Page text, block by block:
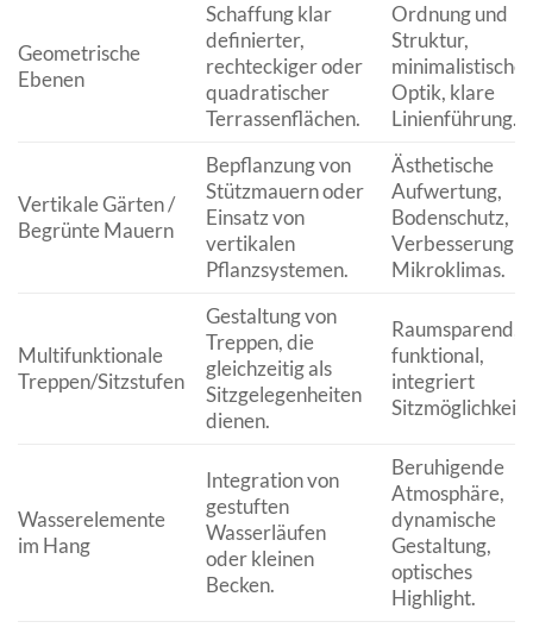
Geometrische
Ebenen
Schaffung klar
definierter,
rechteckiger oder
quadratischer
Terrassenflächen.
Ordnung und
Struktur,
minimalistische
Optik, klare
Linienführung.
Vertikale Gärten /
Begrünte Mauern
Bepflanzung von
Stützmauern oder
Einsatz von
vertikalen
Pflanzsystemen.
Ästhetische
Aufwertung,
Bodenschutz,
Verbesserung
Mikroklimas.
Multifunktionale
Treppen/Sitzstufen
Gestaltung von
Treppen, die
gleichzeitig als
Sitzgelegenheiten
dienen.
Raumsparend,
funktional,
integriert
Wasserelemente
im Hang
Integration von
gestuften
Wasserläufen
oder kleinen
Becken.
Beruhigende
Atmosphäre,
dynamische
Gestaltung,
optisches
Highlight.